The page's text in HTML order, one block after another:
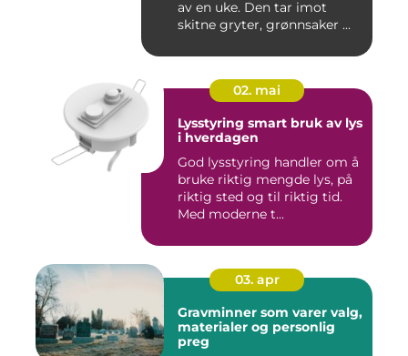
av en uke. Den tar imot
skitne gryter, grønnsaker ...
02. mai
Lysstyring smart bruk av lys
i hverdagen
God lysstyring handler om å
bruke riktig mengde lys, på
riktig sted og til riktig tid.
Med moderne t...
03. apr
Gravminner som varer valg,
materialer og personlig
preg